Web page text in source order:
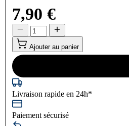
7,90 €
Ajouter au panier
Livraison rapide en 24h*
Paiement sécurisé